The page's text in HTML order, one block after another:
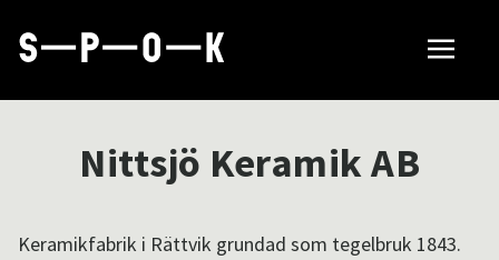
Nittsjö Keramik AB
Keramikfabrik i Rättvik grundad som tegelbruk 1843.